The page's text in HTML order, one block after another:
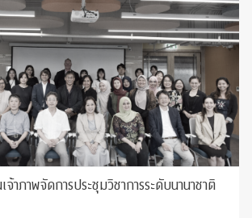
าภาพจัดการประชุมวิชาการระดับนานาชาติ